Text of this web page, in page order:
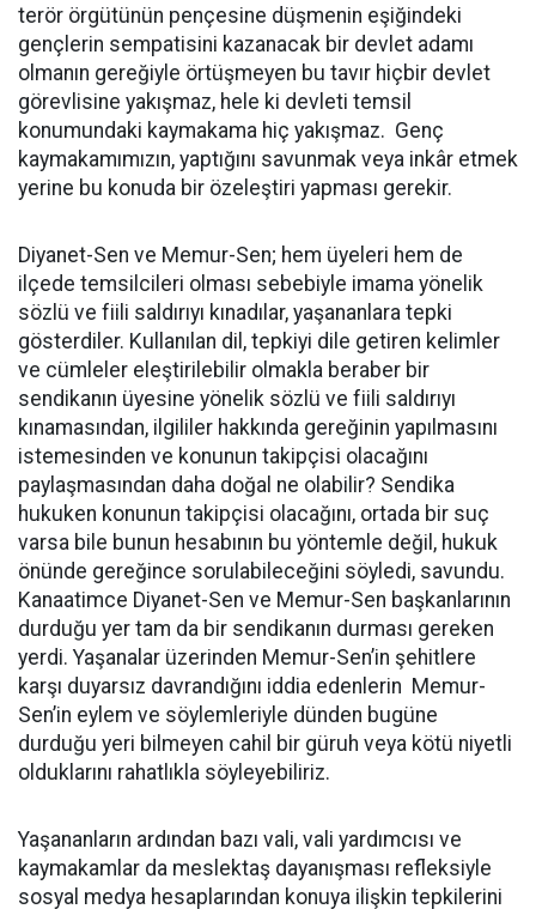
terör örgütünün pençesine düşmenin eşiğindeki
gençlerin sempatisini kazanacak bir devlet adamı
olmanın gereğiyle örtüşmeyen bu tavır hiçbir devlet
görevlisine yakışmaz, hele ki devleti temsil
konumundaki kaymakama hiç yakışmaz. Genç
kaymakamımızın, yaptığını savunmak veya inkâr etmek
yerine bu konuda bir özeleştiri yapması gerekir.
Diyanet-Sen ve Memur-Sen; hem üyeleri hem de
ilçede temsilcileri olması sebebiyle imama yönelik
sözlü ve fiili saldırıyı kınadılar, yaşananlara tepki
gösterdiler. Kullanılan dil, tepkiyi dile getiren kelimler
ve cümleler eleştirilebilir olmakla beraber bir
sendikanın üyesine yönelik sözlü ve fiili saldırıyı
kınamasından, ilgililer hakkında gereğinin yapılmasını
istemesinden ve konunun takipçisi olacağını
paylaşmasından daha doğal ne olabilir? Sendika
hukuken konunun takipçisi olacağını, ortada bir suç
varsa bile bunun hesabının bu yöntemle değil, hukuk
önünde gereğince sorulabileceğini söyledi, savundu.
Kanaatimce Diyanet-Sen ve Memur-Sen başkanlarının
durduğu yer tam da bir sendikanın durması gereken
yerdi. Yaşanalar üzerinden Memur-Sen’in şehitlere
karşı duyarsız davrandığını iddia edenlerin Memur-
Sen’in eylem ve söylemleriyle dünden bugüne
durduğu yeri bilmeyen cahil bir güruh veya kötü niyetli
olduklarını rahatlıkla söyleyebiliriz.
Yaşananların ardından bazı vali, vali yardımcısı ve
kaymakamlar da meslektaş dayanışması refleksiyle
sosyal medya hesaplarından konuya ilişkin tepkilerini